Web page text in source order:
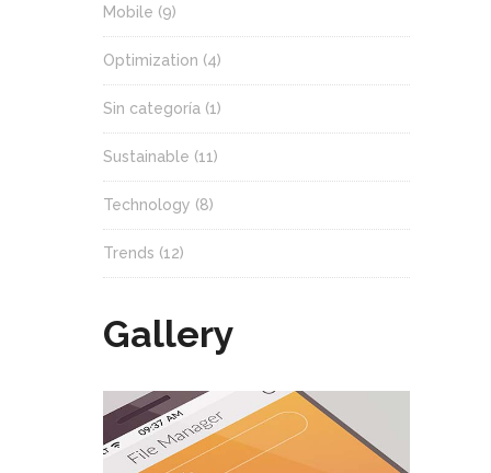
Mobile (9)
Optimization (4)
Sin categoría (1)
Sustainable (11)
Technology (8)
Trends (12)
Gallery